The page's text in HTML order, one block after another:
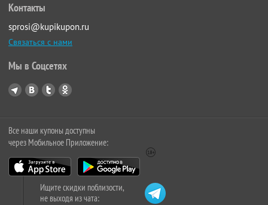
Контакты
sprosi@kupikupon.ru
Связаться с нами
Мы в Соцсетях
Все наши купоны доступны
через Мобильное Приложение:
Ищите скидки поблизости,
не выходя из чата: